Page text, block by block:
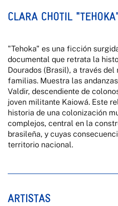
CLARA CHOTIL
"Tehoka" es una ficción
documental que retrata la
Dourados (Brasil), a través
familias. Muestra las
Valdir, descendiente de
joven militante Kaiowá. Este
historia de una colonización
complejos, central en la
brasileña, y cuyas
territorio nacional.
ARTISTAS